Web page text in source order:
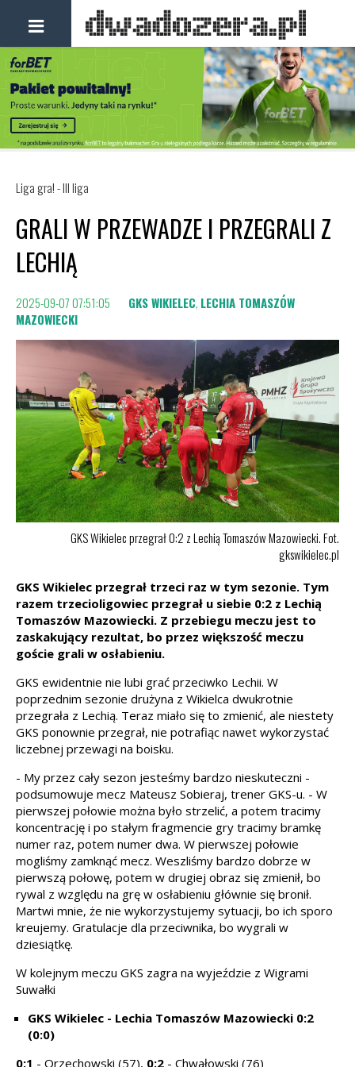
Liga gra! - III liga
GRALI W PRZEWADZE I PRZEGRALI Z
LECHIĄ
2025-09-07 07:51:05 GKS WIKIELEC, LECHIA TOMASZÓW
MAZOWIECKI
GKS Wikielec przegrał 0:2 z Lechią Tomaszów Mazowiecki. Fot.
gkswikielec.pl
GKS Wikielec przegrał trzeci raz w tym sezonie. Tym
razem trzecioligowiec przegrał u siebie 0:2 z Lechią
Tomaszów Mazowiecki. Z przebiegu meczu jest to
zaskakujący rezultat, bo przez większość meczu
goście grali w osłabieniu.
GKS ewidentnie nie lubi grać przeciwko Lechii. W
poprzednim sezonie drużyna z Wikielca dwukrotnie
przegrała z Lechią. Teraz miało się to zmienić, ale niestety
GKS ponownie przegrał, nie potrafiąc nawet wykorzystać
liczebnej przewagi na boisku.
- My przez cały sezon jesteśmy bardzo nieskuteczni -
podsumowuje mecz Mateusz Sobieraj, trener GKS-u. - W
pierwszej połowie można było strzelić, a potem tracimy
koncentrację i po stałym fragmencie gry tracimy bramkę
numer raz, potem numer dwa. W pierwszej połowie
mogliśmy zamknąć mecz. Weszliśmy bardzo dobrze w
pierwszą połowę, potem w drugiej obraz się zmienił, bo
rywal z względu na grę w osłabieniu głównie się bronił.
Martwi mnie, że nie wykorzystujemy sytuacji, bo ich sporo
kreujemy. Gratulacje dla przeciwnika, bo wygrali w
dziesiątkę.
W kolejnym meczu GKS zagra na wyjeździe z Wigrami
Suwałki
GKS Wikielec - Lechia Tomaszów Mazowiecki 0:2
(0:0)
0:1 - Orzechowski (57), 0:2 - Chwałowski (76)